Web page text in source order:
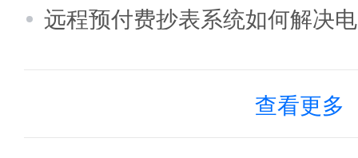
远程预付费抄表系统如何解决
查看更多